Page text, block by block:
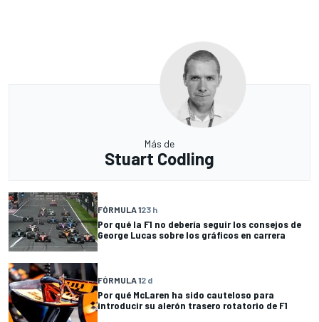
Más de
Stuart Codling
FÓRMULA 123 h
Por qué la F1 no debería seguir los consejos de
George Lucas sobre los gráficos en carrera
FÓRMULA 12 d
Por qué McLaren ha sido cauteloso para
introducir su alerón trasero rotatorio de F1